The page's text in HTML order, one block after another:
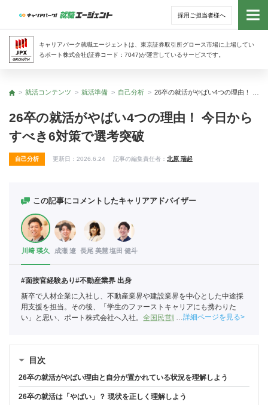
採用ご担当者様へ
キャリアパーク就職エージェントは、東京証券取引所グロース市場に上場してい
るポート株式会社(証券コード：7047)が運営しているサービスです。
トッ
トップ
就活コンテンツ 就活準備 自己分析
26卒の就活がやばい4つの理由！ 今日から
すべき6対策で選考突破
自己分析 更新日： 2026.6.24 記事の編集責任者： 北原 瑞起
この記事にコメントしたキャリアアドバイザー
川﨑 瑛久 成瀬 遼 長尾 美慧塩田 健斗
#面接官経験あり#不動産業界 出身
新卒で人材企業に入社し、不動産業界や建設業界を中心とした中途採
用支援を担当。その後、「学生のファーストキャリアにも携わりた
い」と思い、ポート株式会社へ入社。 全国民営職業紹介事業協会職業
詳細ページを見る
目次
26卒の就活がやばい理由と自分が置かれている状況を理解しよう
26卒の就活は「やばい」？ 現状を正しく理解しよう